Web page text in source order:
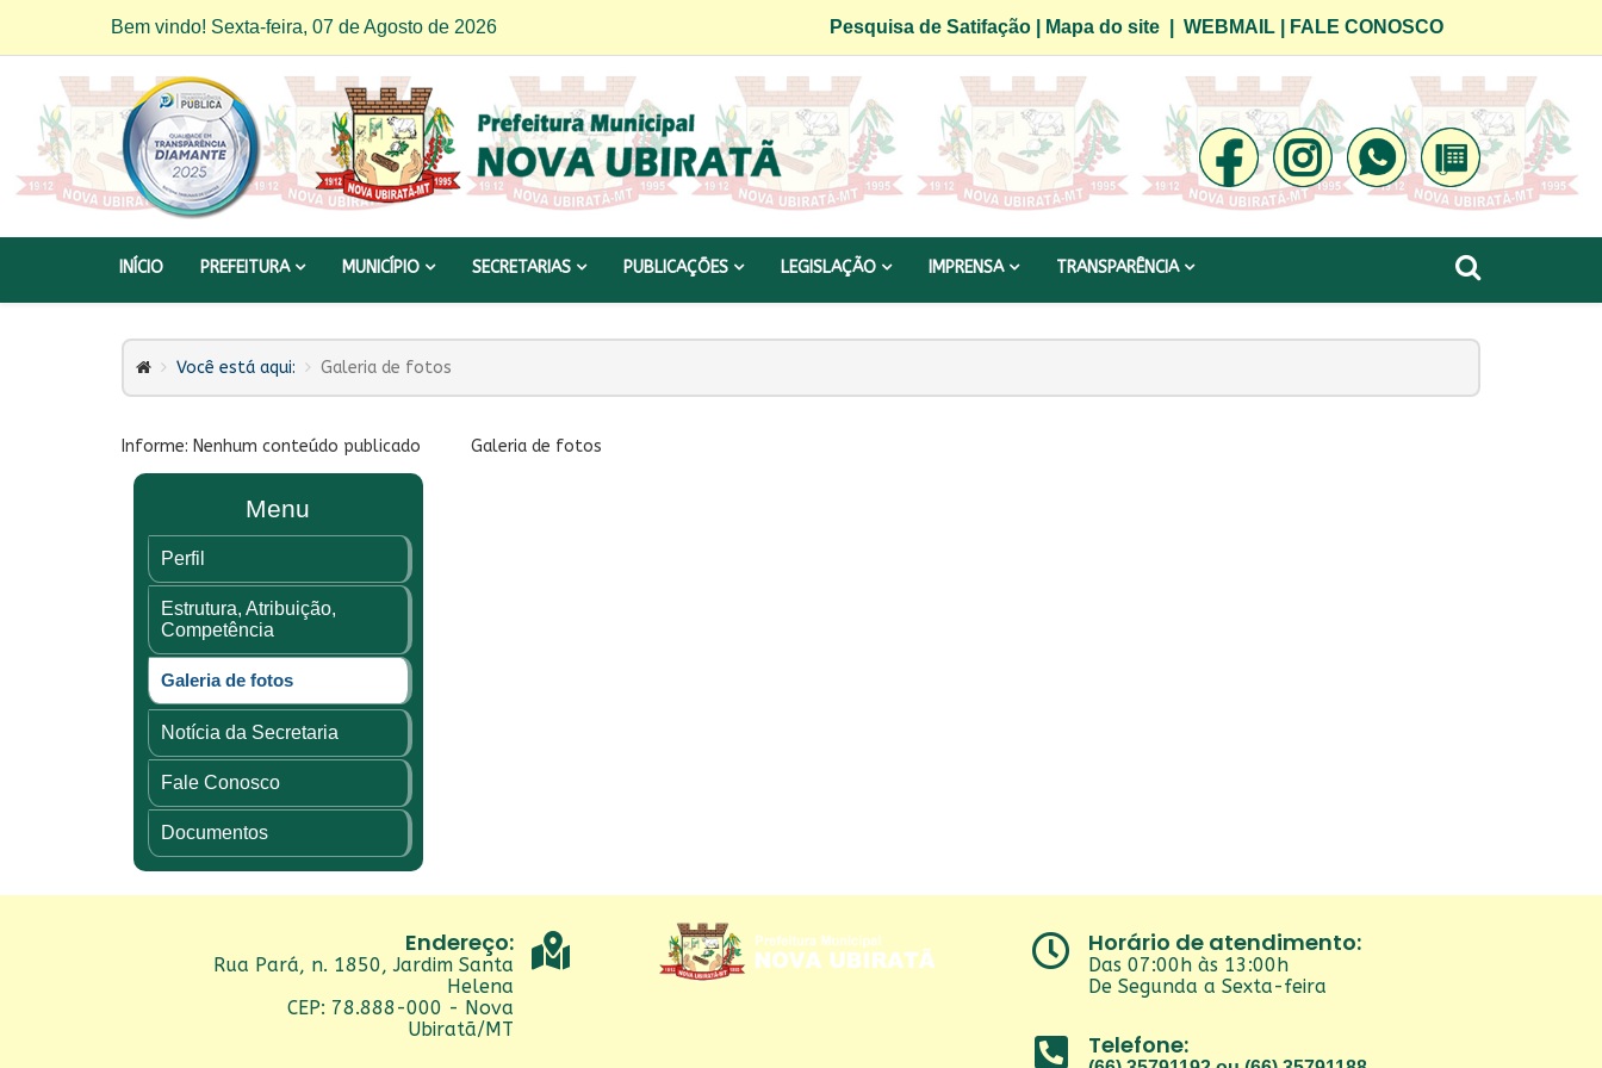
Bem vindo! Sexta-feira, 07 de Agosto de 2026 Pesquisa de Satifação| Mapa do site| WEBMAIL| FALE CONOSCO
INÍCIO PREFEITURA MUNICÍPIO SECRETARIAS PUBLICAÇÕES LEGISLAÇÃO IMPRENSA TRANSPARÊNCIA
Você está aqui: Galeria de fotos
Informe: Nenhum conteúdo publicado
Menu
Perfil
Estrutura, Atribuição,
Competência
Galeria de fotos
Notícia da Secretaria
Fale Conosco
Documentos
Galeria de fotos
Endereço:
Rua Pará, n. 1850, Jardim Santa
Helena
CEP: 78.888-000 - Nova
Ubiratã/MT
Horário de atendimento:
Das 07:00h às 13:00h
De Segunda a Sexta-feira
Telefone: